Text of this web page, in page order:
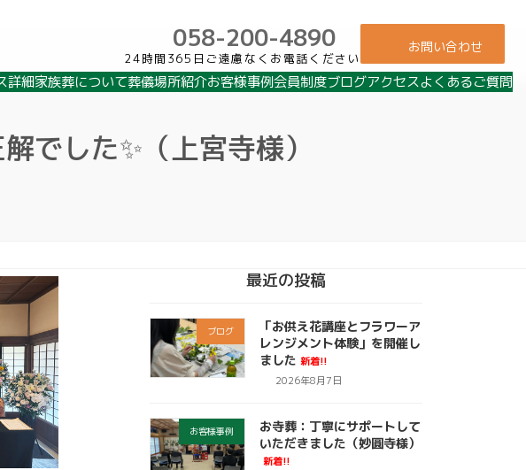
058-200-4890
24時間365日ご遠慮なくお電話ください
お問い合わせ
詳細家族葬について葬儀場所紹介お客様事例会員制度ブログアクセスよくあるご質問
でした✨（上宮寺様）
最近の投稿
ブログ
「お供え花講座とフラワーア
レンジメント体験」を開催し
ました 新着!!
2026年8月7日
お客様事例
お寺葬：丁寧にサポートして
いただきました（妙圓寺様）
新着!!